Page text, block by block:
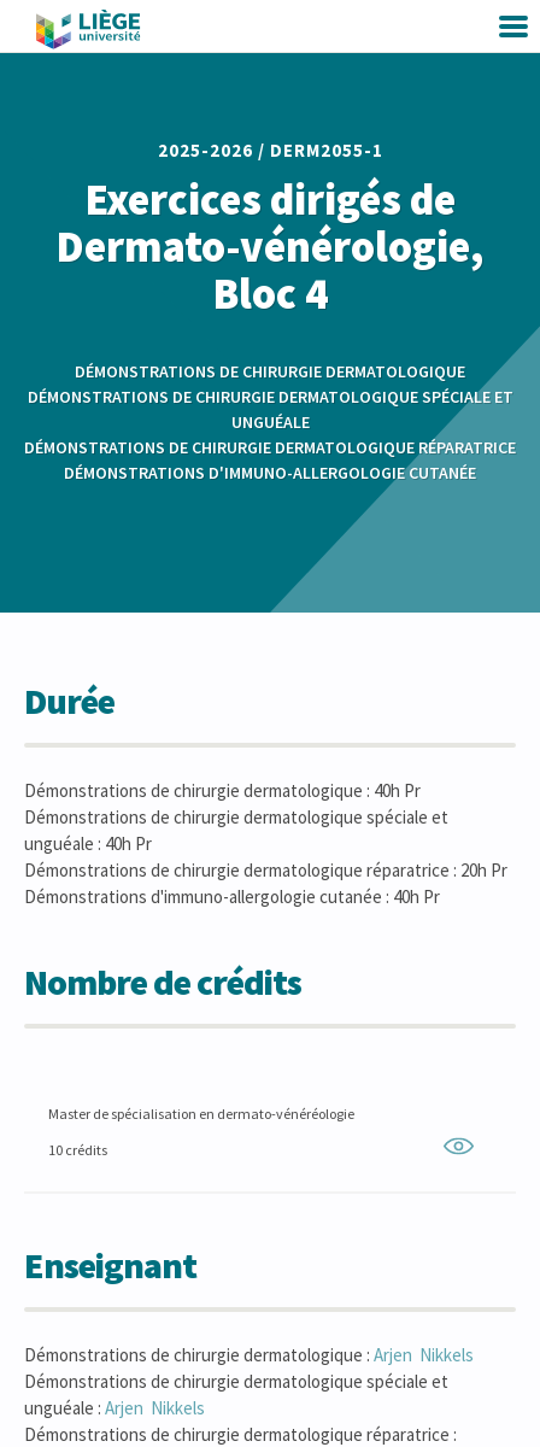
2025-2026 / DERM2055-1
Exercices dirigés de
Dermato-vénérologie,
Bloc 4
DÉMONSTRATIONS DE CHIRURGIE DERMATOLOGIQUE
DÉMONSTRATIONS DE CHIRURGIE DERMATOLOGIQUE SPÉCIALE ET
UNGUÉALE
DÉMONSTRATIONS DE CHIRURGIE DERMATOLOGIQUE RÉPARATRICE
DÉMONSTRATIONS D'IMMUNO-ALLERGOLOGIE CUTANÉE
Durée
Démonstrations de chirurgie dermatologique : 40h Pr
Démonstrations de chirurgie dermatologique spéciale et
unguéale : 40h Pr
Démonstrations de chirurgie dermatologique réparatrice : 20h Pr
Démonstrations d'immuno-allergologie cutanée : 40h Pr
Nombre de crédits
Master de spécialisation en dermato-vénéréologie
10 crédits
Enseignant
Démonstrations de chirurgie dermatologique : Arjen Nikkels
Démonstrations de chirurgie dermatologique spéciale et
unguéale : Arjen Nikkels
Démonstrations de chirurgie dermatologique réparatrice :